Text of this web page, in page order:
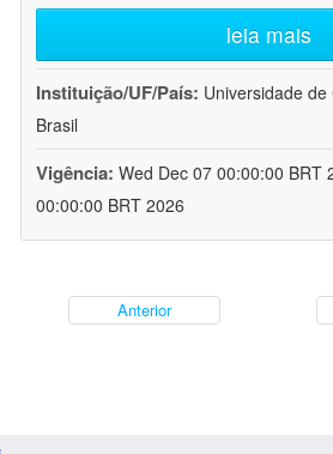
leia mais
Instituição/UF/País: Universidade
Brasil
Vigência: Wed Dec 07 00:00:00 BRT
00:00:00 BRT 2026
Anterior